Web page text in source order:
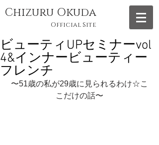
Chizuru Okuda
Official Site
ビューティUPセミナーvol
4&インナービューティー
フレンチ
〜51歳の私が29歳に見られるわけ☆こ
こだけの話〜